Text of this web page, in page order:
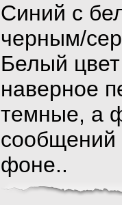
Синий с
черным/
Белый
наверное
темные, а
сообщений
фоне..